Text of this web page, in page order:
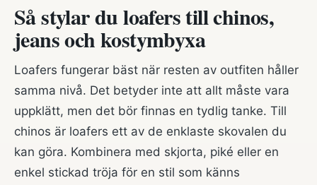
Så stylar du loafers till chinos,
jeans och kostymbyxa
Loafers fungerar bäst när resten av outfiten håller
samma nivå. Det betyder inte att allt måste vara
uppklätt, men det bör finnas en tydlig tanke. Till
chinos är loafers ett av de enklaste skovalen du
kan göra. Kombinera med skjorta, piké eller en
enkel stickad tröja för en stil som känns